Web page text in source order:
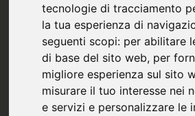
tecnologie di tracciamento
la tua esperienza di
seguenti scopi: per abilitare
di base del sito web, per
migliore esperienza sul sito
misurare il tuo interesse nei
e servizi e personalizzare le